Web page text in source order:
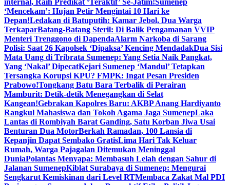
internal, Raih Predikat ‘Teraktif’ Se-Jatim!Sumenep
‘Mencekam’: Hujan Petir Mengintai 10 Hari ke
Depan!Ledakan di Batuputih: Kamar Jebol, Dua Warga
TerkaparBatang-Batang Steril: Di Balik Pengamanan VVIP
Menteri Trenggono di DapendaAlarm Narkoba di Sarang
Polisi: Saat 26 Kapolsek ‘Dipaksa’ Kencing MendadakDua Sisi
Mata Uang di Tribrata Sumenep: Yang Setia Naik Pangkat,
Yang ‘Nakal’ DipecatKejari Sumenep ‘Mandul’ Tetapkan
Tersangka Korupsi KPU? FMPK: Ingat Pesan Presiden
Prabowo!Tongkang Batu Bara Terbalik di Perairan
Mamburit: Detik-detik Menegangkan di Selat
Kangean!Gebrakan Kapolres Baru: AKBP Anang Hardiyanto
Rangkul Mahasiswa dan Tokoh Agama Jaga SumenepLaka
Lantas di Rombiyah Barat Ganding, Satu Korban Jiwa Usai
Benturan Dua MotorBerkah Ramadan, 100 Lansia di
Kepanjin Dapat Sembako GratisLima Hari Tak Keluar
Rumah, Warga Pajagalan Ditemukan Meninggal
DuniaPolantas Menyapa: Membasuh Lelah dengan Sahur di
Jalanan SumenepKiblat Surabaya di Sumenep: Mengurai
Sengkarut Kemiskinan dari Level RTMembaca Zakat Mal PDI